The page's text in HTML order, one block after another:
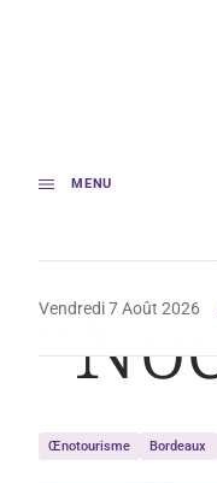
MENU
Vendredi 7 Août 2026
Accueil « Noël vert » à
Œnotourisme Bordeaux